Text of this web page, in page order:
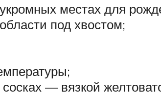
местах для
под хвостом;
― вязкой